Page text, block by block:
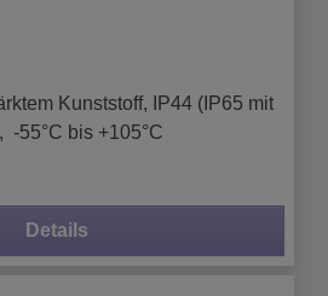
Kunststoff, IP44 (IP65 mit
-55°C bis +105°C
Details